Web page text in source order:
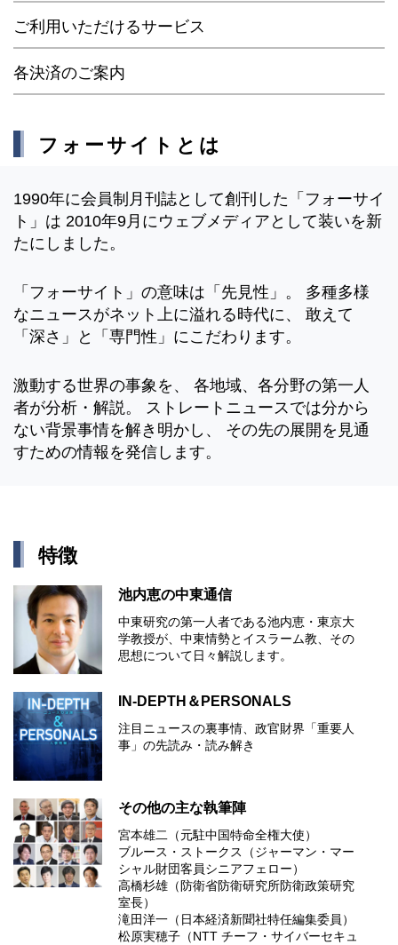
ご利用いただけるサービス
各決済のご案内
フォーサイトとは
1990年に会員制月刊誌として創刊した「フォーサイ
ト」は 2010年9月にウェブメディアとして装いを新
たにしました。
「フォーサイト」の意味は「先見性」。 多種多様
なニュースがネット上に溢れる時代に、 敢えて
「深さ」と「専門性」にこだわります。
激動する世界の事象を、 各地域、各分野の第一人
者が分析・解説。 ストレートニュースでは分から
ない背景事情を解き明かし、 その先の展開を見通
すための情報を発信します。
特徴
池内恵の中東通信
中東研究の第⼀⼈者である池内恵・東京⼤
学教授が、中東情勢とイスラーム教、その
思想について⽇々解説します。
IN-DEPTH＆PERSONALS
注目ニュースの裏事情、政官財界「重要人
事」の先読み・読み解き
その他の主な執筆陣
宮本雄二（元駐中国特命全権大使）
ブルース・ストークス（ジャーマン・マー
シャル財団客員シニアフェロー）
高橋杉雄（防衛省防衛研究所防衛政策研究
室長）
滝田洋一（日本経済新聞社特任編集委員）
松原実穂子（NTT チーフ・サイバーセキュ